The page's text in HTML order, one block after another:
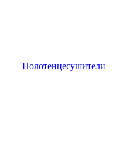
Полотенцесушители